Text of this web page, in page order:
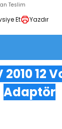
Teslim
Et Yazdır
12
Adaptör